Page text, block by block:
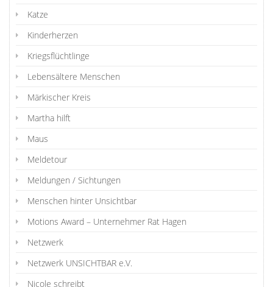
Katze
Kinderherzen
Kriegsflüchtlinge
Lebensältere Menschen
Märkischer Kreis
Martha hilft
Maus
Meldetour
Meldungen / Sichtungen
Menschen hinter Unsichtbar
Motions Award – Unternehmer Rat Hagen
Netzwerk
Netzwerk UNSICHTBAR e.V.
Nicole schreibt